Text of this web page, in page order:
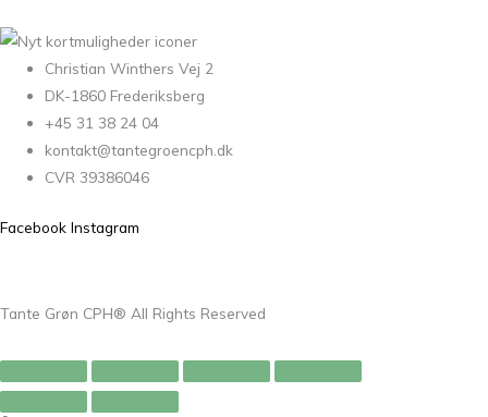
Christian Winthers Vej 2
DK-1860 Frederiksberg
+45 31 38 24 04
kontakt@tantegroencph.dk
CVR 39386046
Facebook Instagram
Tante Grøn CPH® All Rights Reserved